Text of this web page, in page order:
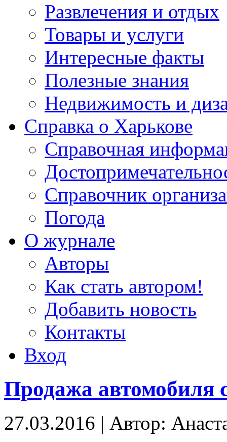
Развлечения и отдых
Товары и услуги
Интересные факты
Полезные знания
Недвижимость и
Справка о Харькове
Справочная
Справочник
Погода
О журнале
Авторы
Как стать автором!
Добавить новость
Контакты
Вход
Продажа автомобиля
27.03.2016 | Автор: